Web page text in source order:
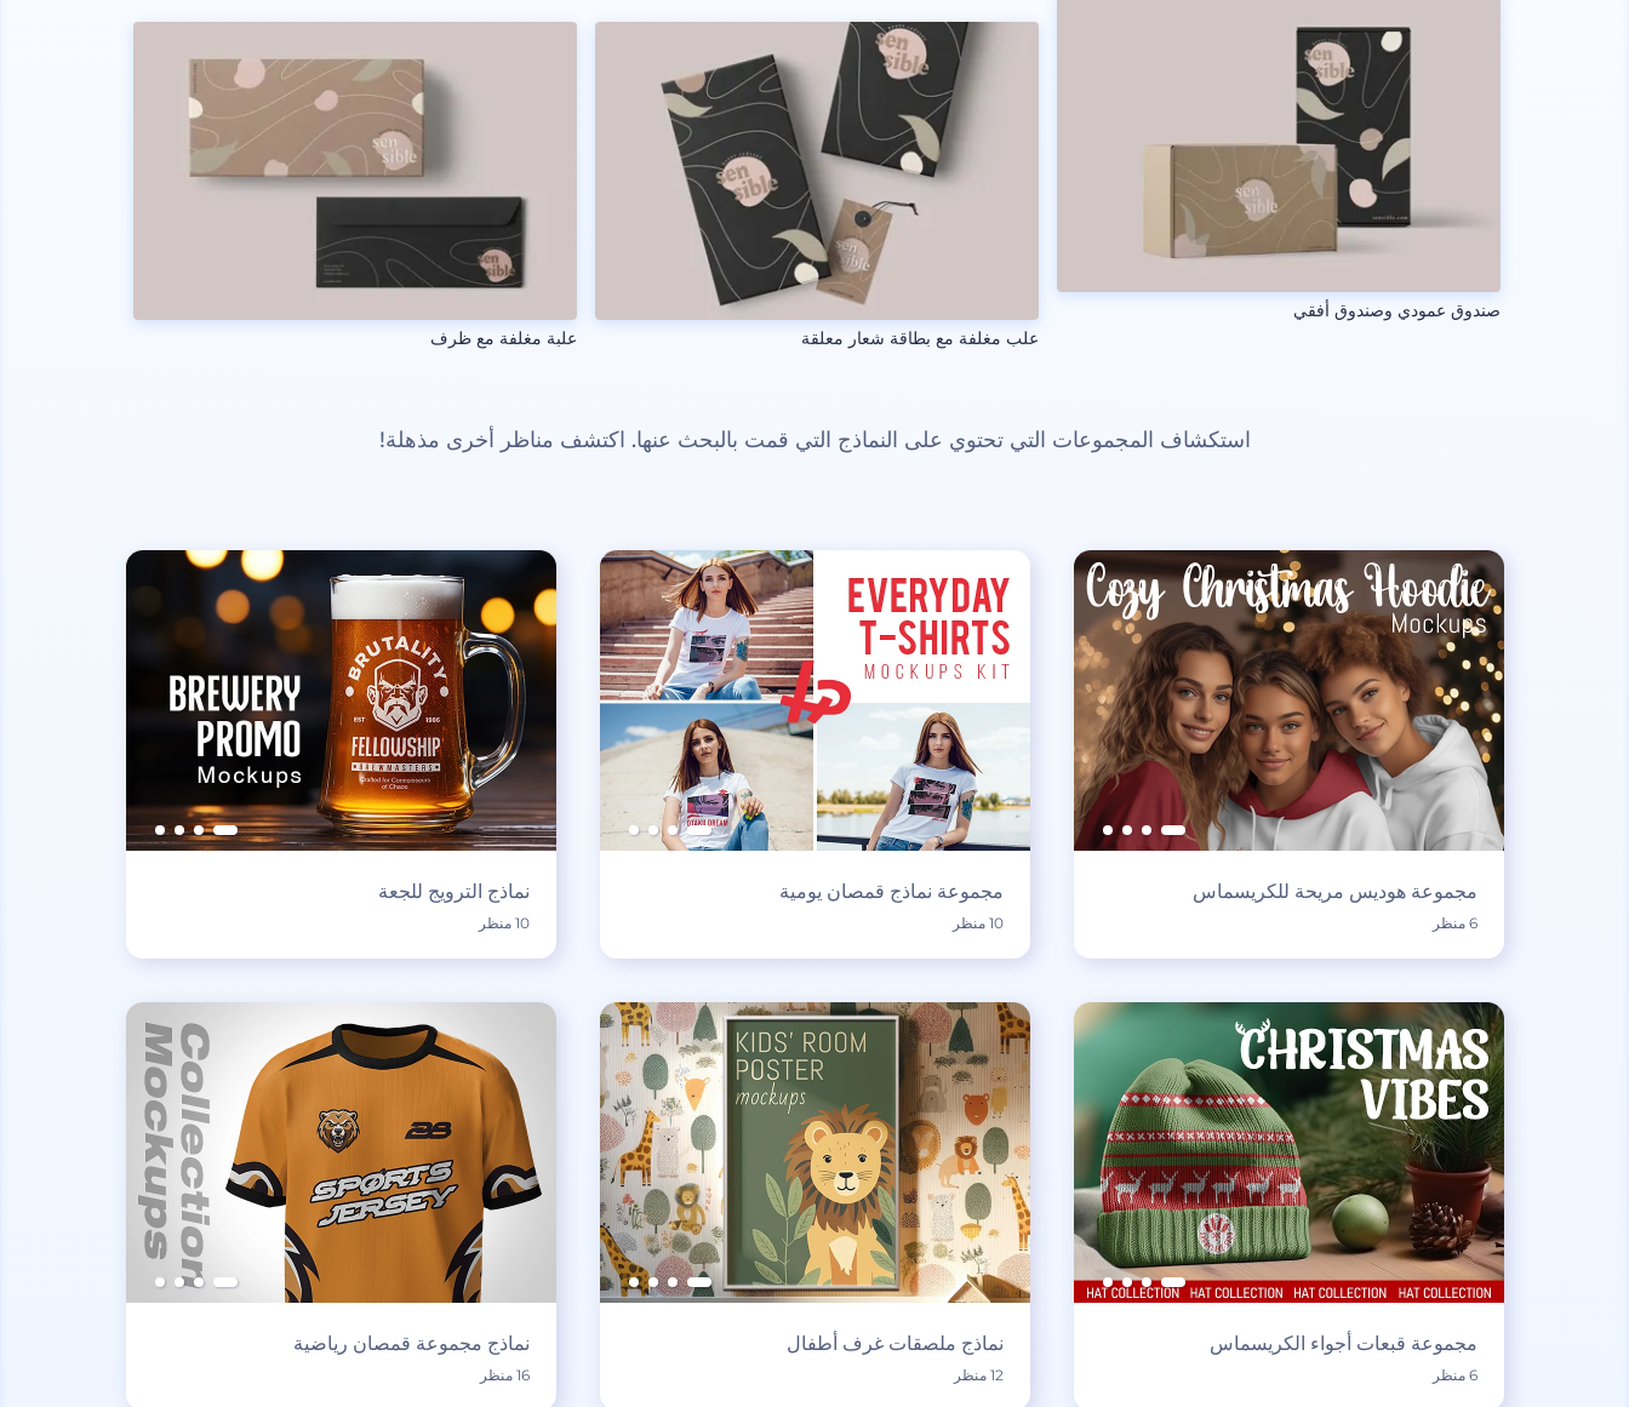
صندوق عمودي وصندوق أفقي
علب مغلفة مع بطاقة شعار معلقة علبة مغلفة مع ظرف
استكشاف المجموعات التي تحتوي على النماذج التي قمت بالبحث عنها. اكتشف مناظر أخرى مذهلة!
مجموعة هوديس مريحة للكريسماس
6 منظر
مجموعة نماذج قمصان يومية
10 منظر
نماذج الترويج للجعة
10 منظر
مجموعة قبعات أجواء الكريسماس
6 منظر
نماذج ملصقات غرف أطفال
12 منظر
نماذج مجموعة قمصان رياضية
16 منظر